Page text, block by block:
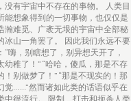
没有宇宙中不存在的事物。 人类目
能想象得到的一切事物，也仅仅是
瀚难觅、广袤无垠的宇宙中全部秘
冰山一角罢了。 因此我们永远不要
“嗨，别瞎想了，别异想天开了，
幼稚了！” “哈哈，傻瓜，那是不存
！别做梦了！” “那是不现实的！那
觉……”然而诸如此类的话语似乎在
中很流行。 限制、打击和扼杀人类